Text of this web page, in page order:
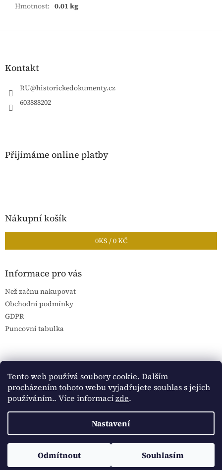
Tento web používá soubory cookie. Dalším
procházením tohoto webu vyjadřujete souhlas s jejich
používáním.. Více informacízde.
Nastavení
Odmítnout Souhlasím
Sledujte Historické dokumenty na Facebooku:
Hmotnost: 0.01 kg
Z
Kontakt
RU@historickedokumenty.cz
603888202
Přijímáme online platby
Nákupní košík
0KS /0 KČ
Informace pro vás
Než začnu nakupovat
Obchodní podmínky
GDPR
Puncovní tabulka
Copyright 2026Historické dokumenty. Všechna práva